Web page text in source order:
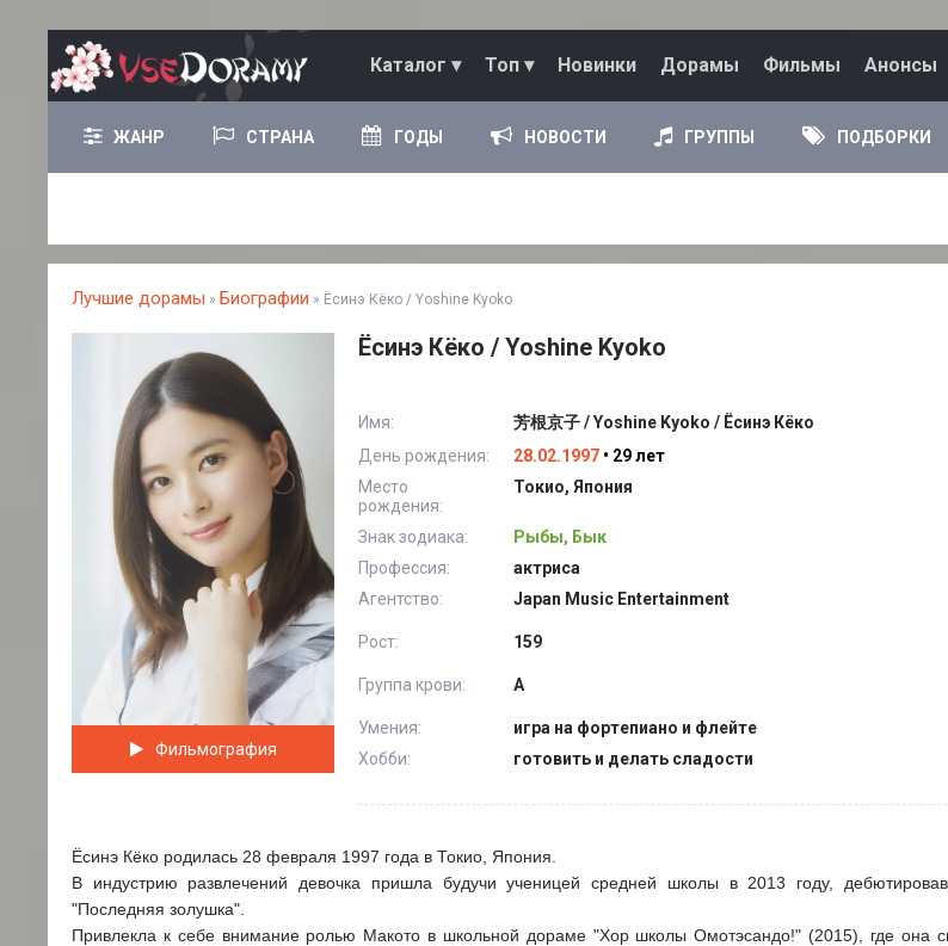
Каталог ▾ Топ ▾ Новинки Дорамы Фильмы Анонсы
ЖАНР СТРАНА ГОДЫ НОВОСТИ ГРУППЫ ПОДБОРКИ
Лучшие дорамы » Биографии » Ёсинэ Кёко / Yoshine Kyoko
Фильмография
Ёсинэ Кёко / Yoshine Kyoko
Имя:
芳根京子 / Yoshine Kyoko / Ёсинэ Кёко
День рождения:
28.02.1997 • 29 лет
Место
рождения:
Токио, Япония
Знак зодиака:
Рыбы, Бык
Профессия:
актриса
Агентство:
Japan Music Entertainment
Рост: 159
Группа крови: А
Умения:
игра на фортепиано и флейте
Хобби:
готовить и делать сладости
Ёсинэ Кёко родилась 28 февраля 1997 года в Токио, Япония.
В индустрию развлечений девочка пришла будучи ученицей средней школы в 2013 году,
"Последняя золушка".
Привлекла к себе внимание ролью Макото в школьной дораме "Хор школы Омотэсандо!" (2015), где она